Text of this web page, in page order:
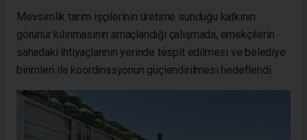
Mevsimlik tarım işçilerinin üretime sunduğu katkının
görünür kılınmasının amaçlandığı çalışmada, emekçilerin
sahadaki ihtiyaçlarının yerinde tespit edilmesi ve belediye
birimleri ile koordinasyonun güçlendirilmesi hedeflendi.